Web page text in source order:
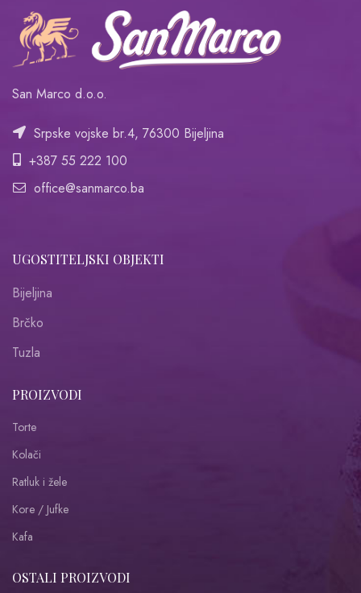
San Marco d.o.o.
Srpske vojske br.4, 76300 Bijeljina
+387 55 222 100
office@sanmarco.ba
UGOSTITELJSKI OBJEKTI
Bijeljina
Brčko
Tuzla
PROIZVODI
Torte
Kolači
Ratluk i žele
Kore / Jufke
Kafa
OSTALI PROIZVODI